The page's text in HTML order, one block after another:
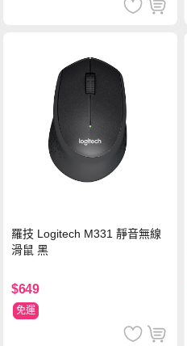
羅技 Logitech M331 靜音無線
滑鼠 黑
$649
免運